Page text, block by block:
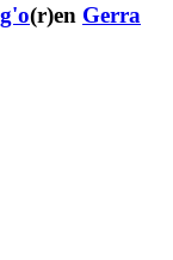
(r)en Gerra